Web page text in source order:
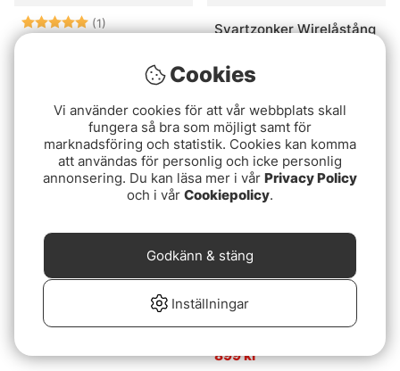
Betyg: (1)
5.0 utav 5 stjärnorSvartzonker Wirelåstång
Plano Draglåda 6202
Aclima WoolNet Original
Longs 3/4 M's Jet Black
899 kr
Cookies
Vi använder cookies för att vår webbplats skall
fungera så bra som möjligt samt för
marknadsföring och statistik. Cookies kan komma
att användas för personlig och icke personlig
annonsering. Du kan läsa mer i vår Privacy Policy
och i vår Cookiepolicy.
Inställningar
Godkänn & stäng